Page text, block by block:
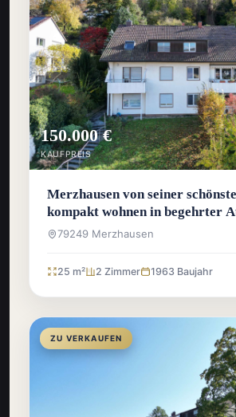
150.000 €
KAUFPREIS
Merzhausen von seiner
kompakt wohnen in begehrter
79249 Merzhausen
25 m² 2 Zimmer 1963 Baujahr
ZU VERKAUFEN